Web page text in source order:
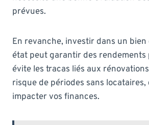
prévues.
En revanche, investir dans un bien
état peut garantir des rendements
évite les tracas liés aux
risque de périodes sans
impacter vos finances.